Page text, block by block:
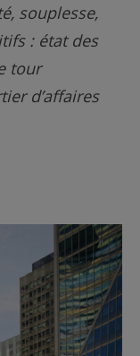
souplesse,
: état des
tour
d’affaires